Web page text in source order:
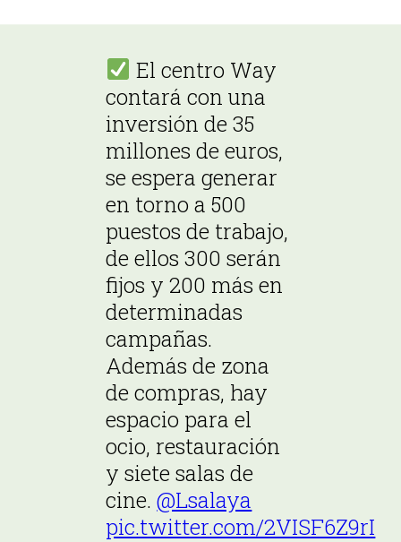
El centro Way
contará con una
inversión de 35
millones de euros,
se espera generar
en torno a 500
puestos de trabajo,
de ellos 300 serán
fijos y 200 más en
determinadas
campañas.
Además de zona
de compras, hay
espacio para el
ocio, restauración
y siete salas de
cine.@Lsalaya
pic.twitter.com/2VISF6Z9rI